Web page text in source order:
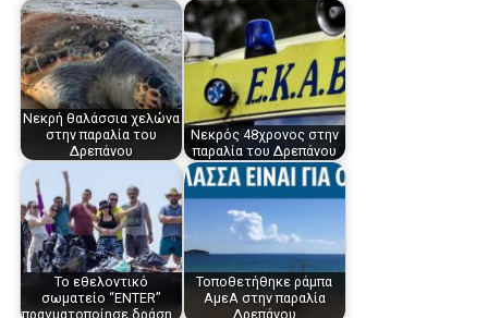
Νεκρή θαλάσσια χελώνα
στην παραλία του
Δρεπάνου
Νεκρός 48χρονος στην
παραλία του Δρεπάνου
Το εθελοντικό
σωματείο “ENTER”
πραγματοποίησε δράση…
Τοποθετήθηκε ράμπα
ΑμεΑ στην παραλία
Δρεπάνου